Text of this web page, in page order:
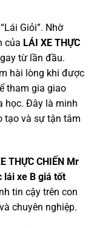
Giỏi”. Nhờ
của LÁI XE THỰC
từ lần đầu.
hài lòng khi được
tham gia giao
học. Đây là minh
tạo và sự tận tâm
THỰC CHIẾN Mr
lái xe B giá tốt
tin cậy trên con
chuyên nghiệp.